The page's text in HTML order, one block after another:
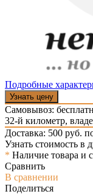
Подробные
Узнать цену
Самовывоз:
32-й километр,
Доставка: 500 руб.
Узнать стоимость в
* Наличие товара и
Сравнить
В сравнении
Поделиться